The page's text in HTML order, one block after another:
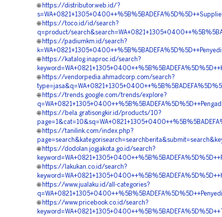
🌐 https://distributor.web.id/?
🌐 https://toco.id/id/search?
q=product/
🌐 https://padiumkm.id/search?
🌐 https://katalog.inaproc.id/search?
🌐 https://vendorpedia.ahmadcorp.com/search?
🌐 https://trends.google.com/trends/explore?
🌐 https://bela.gratisongkir.id/products/10?
🌐 https://tanilink.com/index.php?
🌐 https://dodolan.jogjakota.go.id/search?
🌐 https://lakukan.co.id/search?
🌐 https://www.jualaku.id/all-categories?
🌐 https://www.pricebook.co.id/search?